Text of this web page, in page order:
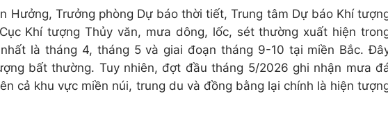
Hưởng, Trưởng phòng Dự báo thời tiết, Trung tâm Dự báo Khí
Khí tượng Thủy văn, mưa dông, lốc, sét thường xuất hiện
là tháng 4, tháng 5 và giai đoạn tháng 9-10 tại miền Bắc.
bất thường. Tuy nhiên, đợt đầu tháng 5/2026 ghi nhận mưa
cả khu vực miền núi, trung du và đồng bằng lại chính là hiện